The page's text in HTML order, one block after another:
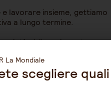
lavorare insieme, gettiamo
a lungo termine.
civile e ci esortano a
?
scegliere